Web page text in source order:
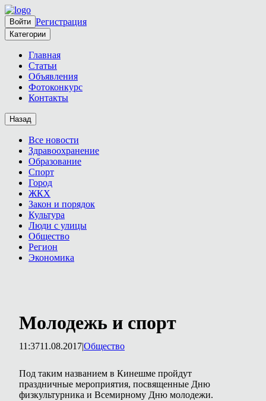
Войти Регистрация
Категории
Главная
Статьи
Объявления
Фотоконкурс
Контакты
Назад
Все новости
Здравоохранение
Образование
Спорт
Город
ЖКХ
Закон и порядок
Культура
Люди с улицы
Общество
Регион
Экономика
Молодежь и спорт
11:3711.08.2017|Общество
Под таким названием в Кинешме пройдут
праздничные мероприятия, посвященные Дню
физкультурника и Всемирному Дню молодежи.